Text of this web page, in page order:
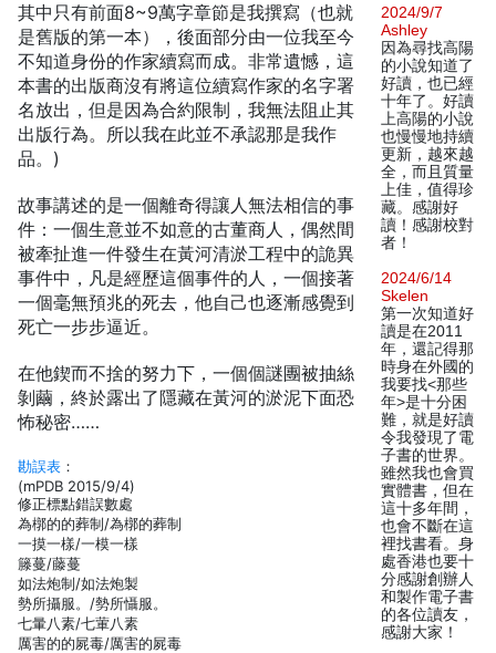
其中只有前面8~9萬字章節是我撰寫（也就
是舊版的第一本），後面部分由一位我至今
不知道身份的作家續寫而成。非常遺憾，這
本書的出版商沒有將這位續寫作家的名字署
名放出，但是因為合約限制，我無法阻止其
出版行為。所以我在此並不承認那是我作
品。)
故事講述的是一個離奇得讓人無法相信的事
件：一個生意並不如意的古董商人，偶然間
被牽扯進一件發生在黃河清淤工程中的詭異
事件中，凡是經歷這個事件的人，一個接著
一個毫無預兆的死去，他自己也逐漸感覺到
死亡一步步逼近。
在他鍥而不捨的努力下，一個個謎團被抽絲
剝繭，終於露出了隱藏在黃河的淤泥下面恐
怖秘密……
勘誤表 ：
(mPDB 2015/9/4)
修正標點錯誤數處
為槨的的葬制/為槨的葬制
一摸一樣/一模一樣
籐蔓/藤蔓
如法炮制/如法炮製
勢所攝服。/勢所懾服。
七暈八素/七葷八素
厲害的的屍毒/厲害的屍毒
2024/9/7
Ashley
因為尋找高陽
的小說知道了
好讀，也已經
十年了。好讀
上高陽的小說
也慢慢地持續
更新，越來越
全，而且質量
上佳，值得珍
藏。感謝好
讀！感謝校對
者！
2024/6/14
Skelen
第一次知道好
讀是在2011
年，還記得那
時身在外國的
我要找<那些
年>是十分困
難，就是好讀
令我發現了電
子書的世界。
雖然我也會買
實體書，但在
這十多年間，
也會不斷在這
裡找書看。身
處香港也要十
分感謝創辦人
和製作電子書
的各位讀友，
感謝大家！